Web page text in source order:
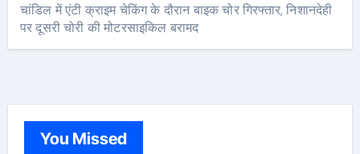
चांडिल में एंटी क्राइम चेकिंग के दौरान बाइक चोर गिरफ्तार, निशानदेही
पर दूसरी चोरी की मोटरसाइकिल बरामद
You Missed